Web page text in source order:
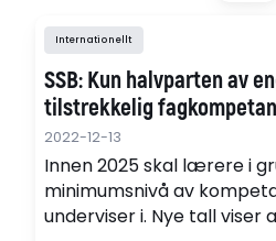
Internationellt
SSB: Kun halvparten av
tilstrekkelig
2022-12-13
Innen 2025 skal lærere i
minimumsnivå av
underviser i. Nye tall viser